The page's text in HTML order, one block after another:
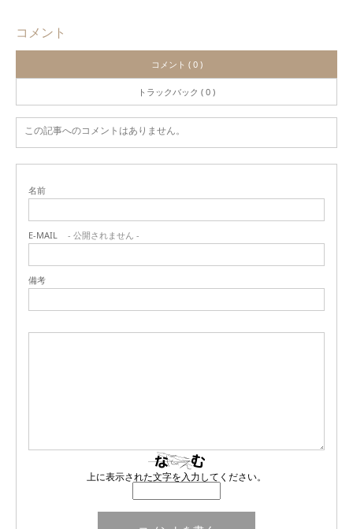
コメント
コメント ( 0 )
トラックバック ( 0 )
この記事へのコメントはありません。
名前
E-MAIL - 公開されません -
備考
上に表示された文字を入力してください。